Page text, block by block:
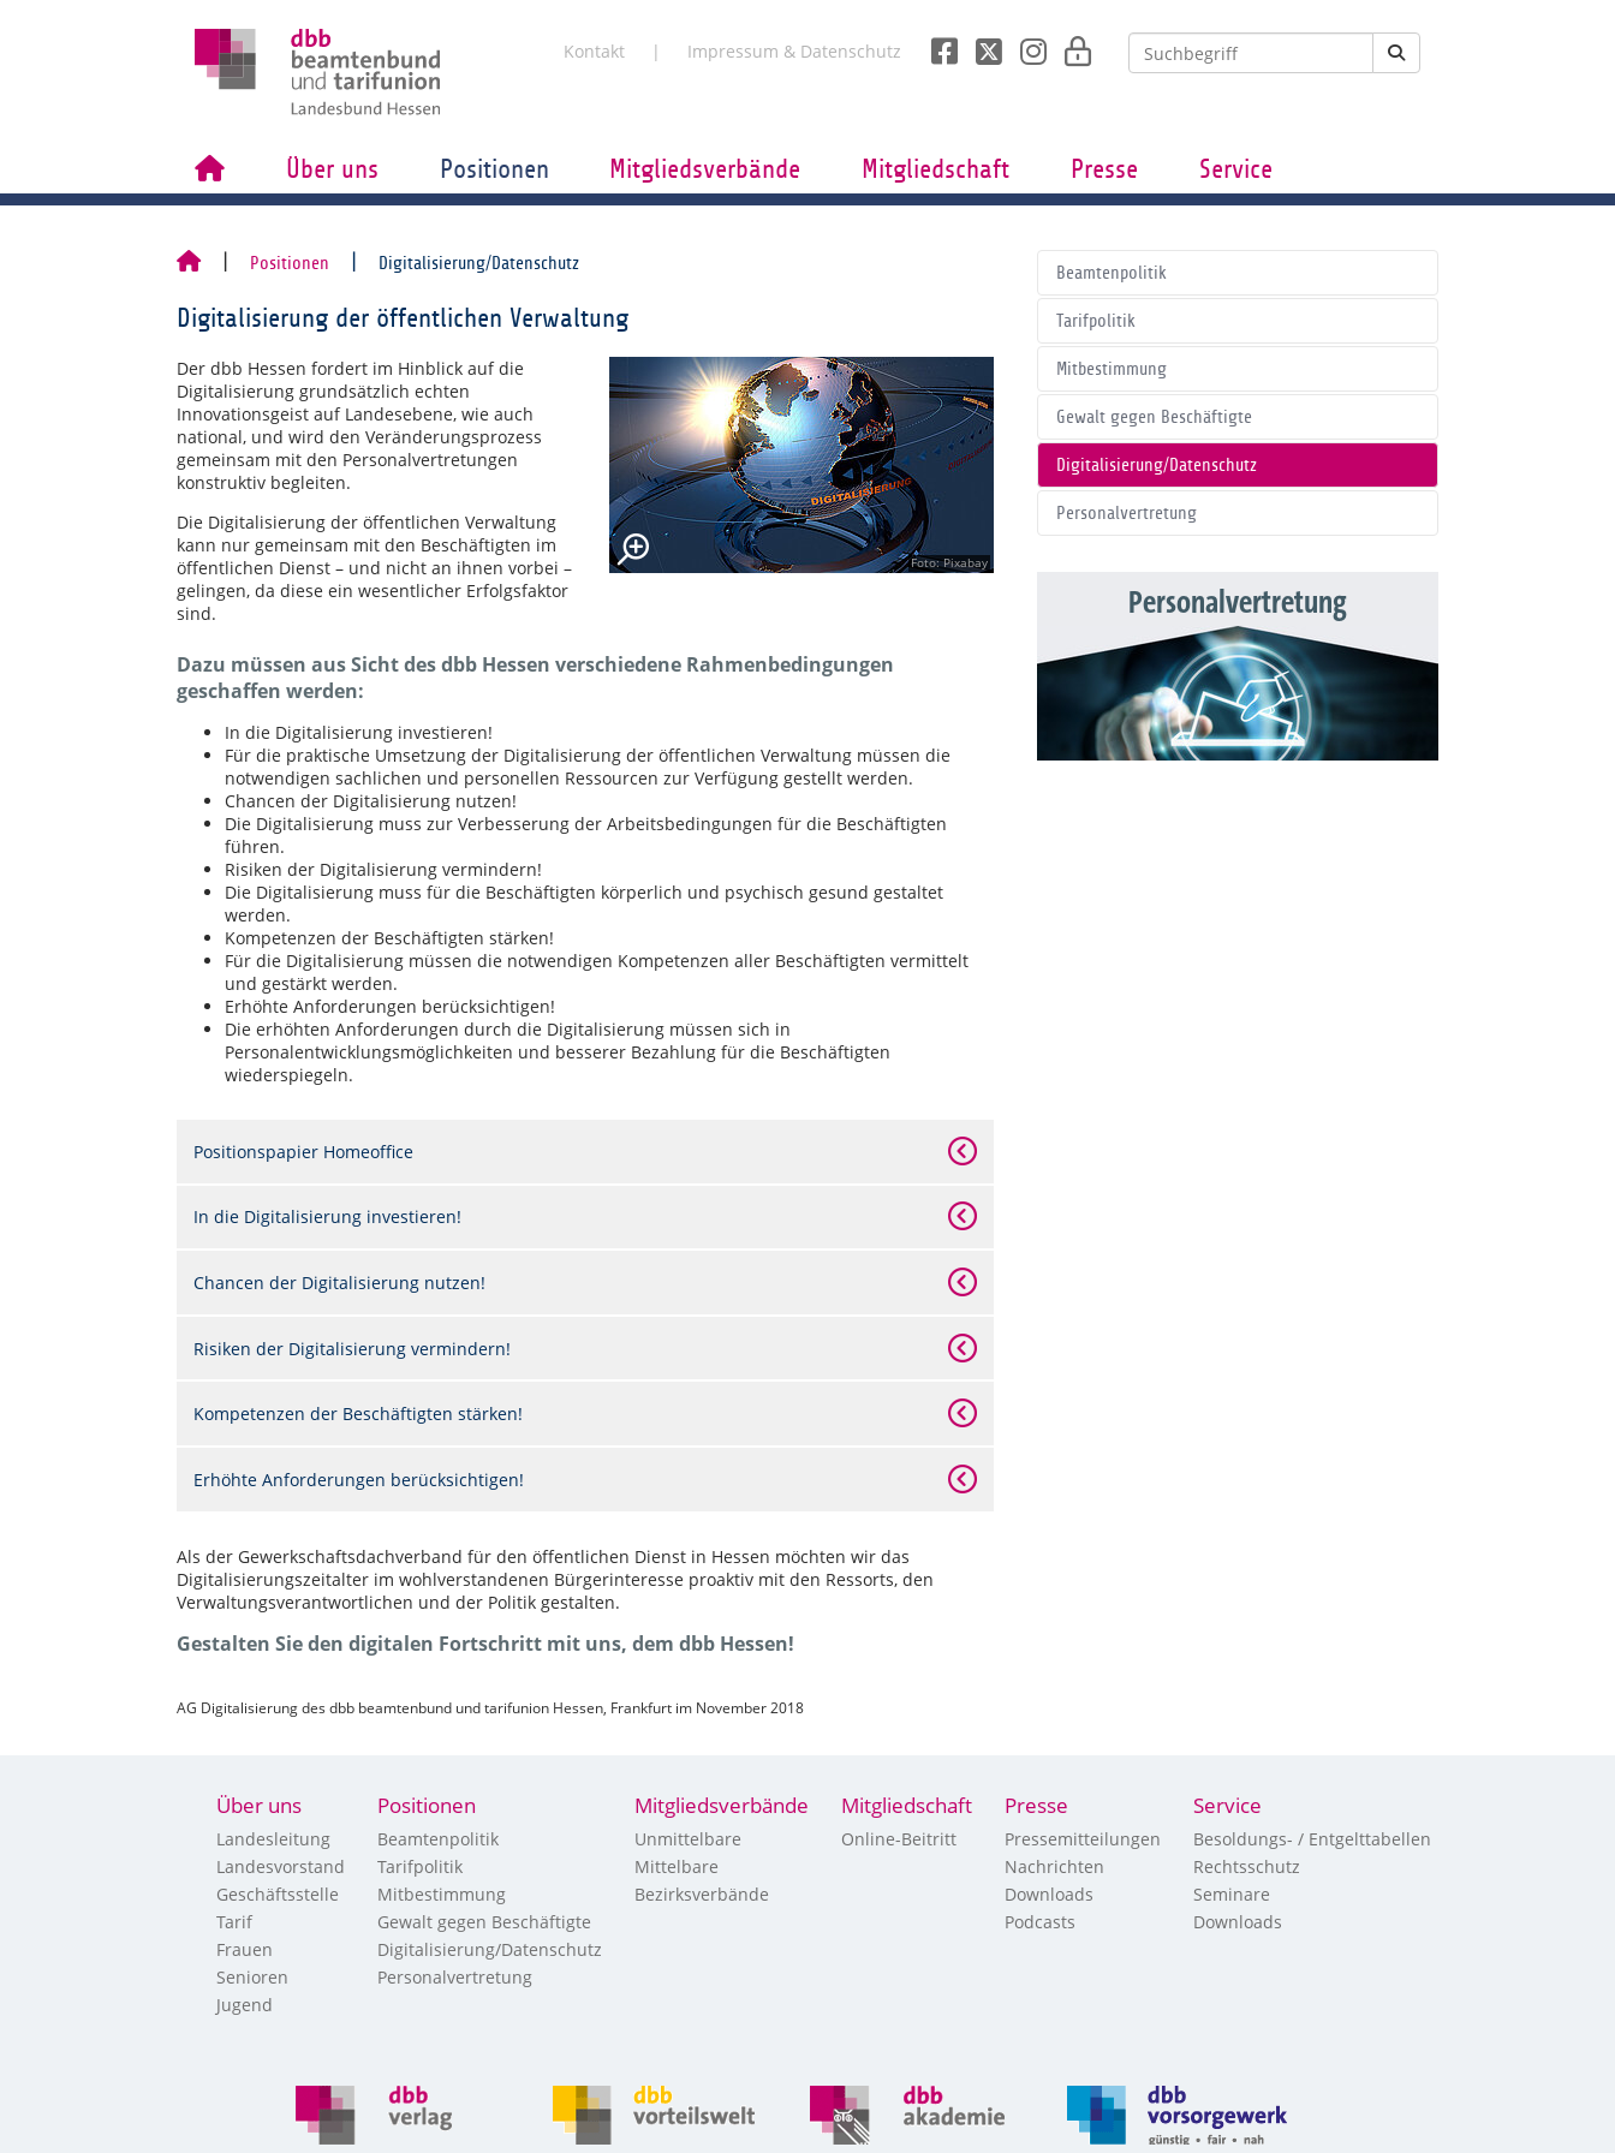
Kontakt Impressum & Datenschutz
Über uns Positionen Mitgliedsverbände Mitgliedschaft Presse Service
Positionen Digitalisierung/Datenschutz
Digitalisierung der öffentlichen Verwaltung
Foto: Pixabay
Der dbb Hessen fordert im Hinblick auf die
Digitalisierung grundsätzlich echten
Innovationsgeist auf Landesebene, wie auch
national, und wird den Veränderungsprozess
gemeinsam mit den Personalvertretungen
konstruktiv begleiten.
Die Digitalisierung der öffentlichen Verwaltung
kann nur gemeinsam mit den Beschäftigten im
öffentlichen Dienst – und nicht an ihnen vorbei –
gelingen, da diese ein wesentlicher Erfolgsfaktor
sind.
Dazu müssen aus Sicht des dbb Hessen verschiedene Rahmenbedingungen
geschaffen werden:
In die Digitalisierung investieren!
Für die praktische Umsetzung der Digitalisierung der öffentlichen Verwaltung müssen die
notwendigen sachlichen und personellen Ressourcen zur Verfügung gestellt werden.
Chancen der Digitalisierung nutzen!
Die Digitalisierung muss zur Verbesserung der Arbeitsbedingungen für die Beschäftigten
führen.
Risiken der Digitalisierung vermindern!
Die Digitalisierung muss für die Beschäftigten körperlich und psychisch gesund gestaltet
werden.
Kompetenzen der Beschäftigten stärken!
Für die Digitalisierung müssen die notwendigen Kompetenzen aller Beschäftigten vermittelt
und gestärkt werden.
Erhöhte Anforderungen berücksichtigen!
Die erhöhten Anforderungen durch die Digitalisierung müssen sich in
Personalentwicklungsmöglichkeiten und besserer Bezahlung für die Beschäftigten
wiederspiegeln.
Positionspapier Homeoffice
In die Digitalisierung investieren!
Chancen der Digitalisierung nutzen!
Risiken der Digitalisierung vermindern!
Kompetenzen der Beschäftigten stärken!
Erhöhte Anforderungen berücksichtigen!
Als der Gewerkschaftsdachverband für den öffentlichen Dienst in Hessen möchten wir das
Digitalisierungszeitalter im wohlverstandenen Bürgerinteresse proaktiv mit den Ressorts, den
Verwaltungsverantwortlichen und der Politik gestalten.
Gestalten Sie den digitalen Fortschritt mit uns, dem dbb Hessen!
AG Digitalisierung des dbb beamtenbund und tarifunion Hessen, Frankfurt im November 2018
Beamtenpolitik
Tarifpolitik
Mitbestimmung
Gewalt gegen Beschäftigte
Digitalisierung/Datenschutz
Personalvertretung
Personalvertretung
Über uns
Landesleitung
Landesvorstand
Geschäftsstelle
Tarif
Frauen
Senioren
Jugend
Positionen
Beamtenpolitik
Tarifpolitik
Mitbestimmung
Gewalt gegen Beschäftigte
Digitalisierung/Datenschutz
Personalvertretung
Mitgliedsverbände
Unmittelbare
Mittelbare
Bezirksverbände
Mitgliedschaft
Online-Beitritt
Presse
Pressemitteilungen
Nachrichten
Downloads
Podcasts
Service
Besoldungs- / Entgelttabellen
Rechtsschutz
Seminare
Downloads